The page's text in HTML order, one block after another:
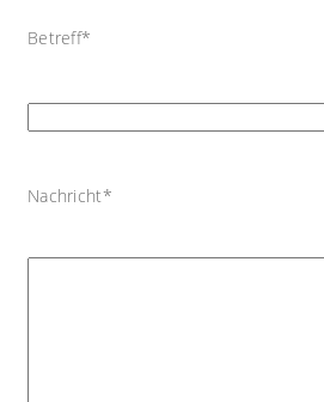
Betreff*
Nachricht*